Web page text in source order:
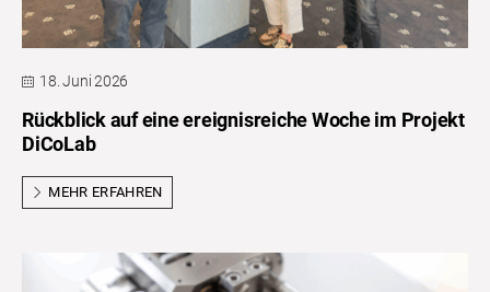
18. Juni 2026
Rückblick auf eine ereignisreiche Woche im Projekt
DiCoLab
MEHR ERFAHREN